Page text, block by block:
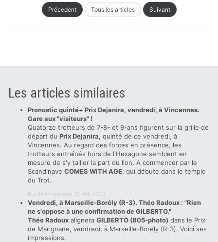
Précedent Tous les articles Suivant
Les articles similaires
Pronostic quinté+ Prix Dejanira, vendredi, à Vincennes.
Gare aux "visiteurs" !
Quatorze trotteurs de 7-8- et 9-ans figurent sur la grille de
départ du Prix Dejanira, quinté de ce vendredi, à
Vincennes. Au regard des forces en présence, les
trotteurs entraînés hors de l'Hexagone semblent en
mesure de s'y tailler la part du lion. A commencer par le
Scandinave COMES WITH AGE, qui débute dans le temple
du Trot.
Publié le Vendredi 15 mai 2026
Vendredi, à Marseille-Borély (R-3). Théo Radoux : "Rien
ne s'oppose à une confirmation de GILBERTO."
Théo Radoux alignera GILBERTO (805-photo) dans le Prix
de Marignane, vendredi, à Marseille-Borély (R-3). Voici ses
impressions.